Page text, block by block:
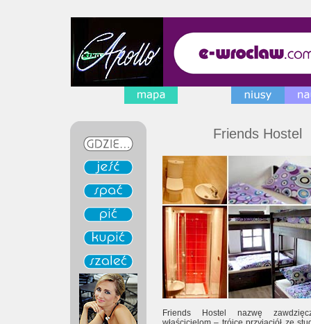
Friends Hostel
Friends Hostel nazwę